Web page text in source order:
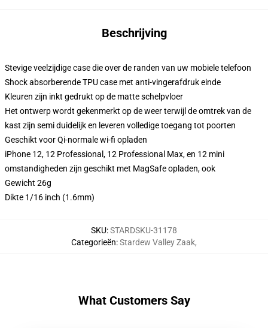
Beschrijving
Stevige veelzijdige case die over de randen van uw mobiele telefoon
Shock absorberende TPU case met anti-vingerafdruk einde
Kleuren zijn inkt gedrukt op de matte schelpvloer
Het ontwerp wordt gekenmerkt op de weer terwijl de omtrek van de
kast zijn semi duidelijk en leveren volledige toegang tot poorten
Geschikt voor Qi-normale wi-fi opladen
iPhone 12, 12 Professional, 12 Professional Max, en 12 mini
omstandigheden zijn geschikt met MagSafe opladen, ook
Gewicht 26g
Dikte 1/16 inch (1.6mm)
SKU:STARDSKU-31178
Categorieën:Stardew Valley Zaak,
What Customers Say